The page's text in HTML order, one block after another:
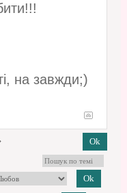
на завжди;)